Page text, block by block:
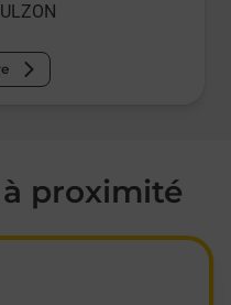
proximité